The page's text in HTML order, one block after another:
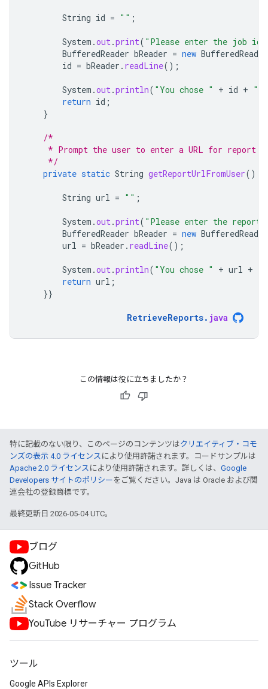
String id = "" ;
System .out.print( "Please enter the job
BufferedReader bReader = new BufferedReader
id = bReader . readLine();
System .out.println( "You chose " + id + "
return id ;
}
/*
* Prompt the user to enter a URL for report
     */
private static String getReportUrlFromUser()
String url = "" ;
System .out.print( "Please enter the report
BufferedReader bReader = new BufferedReader
url = bReader . readLine();
System .out.println( "You chose " + url +
return url ;
}}
RetrieveReports. java
この情報は役に立ちましたか？
特に記載のない限り、このページのコンテンツはクリエイティブ・コモ
ンズの表示 4.0 ライセンス により使用許諾されます。コードサンプルは
Apache 2.0 ライセンス により使用許諾されます。詳しくは、 Google
Developers サイトのポリシー をご覧ください。Java は Oracle および関
連会社の登録商標です。
最終更新日 2026-05-04 UTC。
ブログ
GitHub
Issue Tracker
Stack Overflow
YouTube リサーチャー プログラム
ツール
Google APIs Explorer